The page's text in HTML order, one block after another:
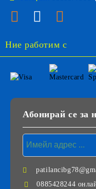
Ние работим с
Абонирай се за
0885428244